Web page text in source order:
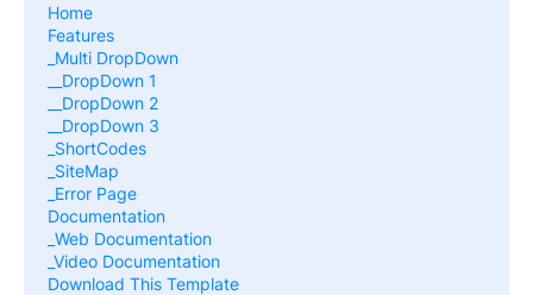
Home
Features
_Multi DropDown
__DropDown 1
__DropDown 2
__DropDown 3
_ShortCodes
_SiteMap
_Error Page
Documentation
_Web Documentation
_Video Documentation
Download This Template